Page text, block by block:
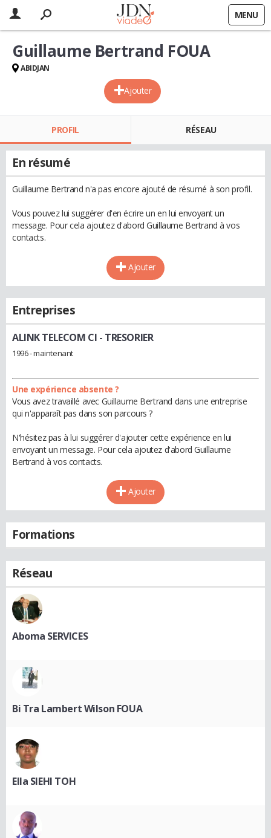
MENU
Ajouter
Guillaume Bertrand FOUA
ABIDJAN
PROFIL RÉSEAU
En résumé
Guillaume Bertrand n'a pas encore ajouté de résumé à son profil.
Vous pouvez lui suggérer d'en écrire un en lui envoyant un
message. Pour cela ajoutez d'abord Guillaume Bertrand à vos
contacts.
Ajouter
Entreprises
ALINK TELECOM CI - TRESORIER
1996 - maintenant
Une expérience absente ?
Vous avez travaillé avec Guillaume Bertrand dans une entreprise
qui n'apparaît pas dans son parcours ?
N'hésitez pas à lui suggérer d'ajouter cette expérience en lui
envoyant un message. Pour cela ajoutez d'abord Guillaume
Bertrand à vos contacts.
Ajouter
Formations
Réseau
Aboma SERVICES
Bi Tra Lambert Wilson FOUA
Ella SIEHI TOH